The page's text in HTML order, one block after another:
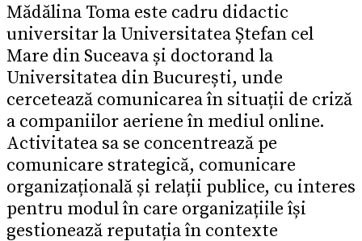
Mădălina Toma este cadru didactic
universitar la Universitatea Ștefan cel
Mare din Suceava și doctorand la
Universitatea din București, unde
cercetează comunicarea în situații de criză
a companiilor aeriene în mediul online.
Activitatea sa se concentrează pe
comunicare strategică, comunicare
organizațională și relații publice, cu interes
pentru modul în care organizațiile își
gestionează reputația în contexte